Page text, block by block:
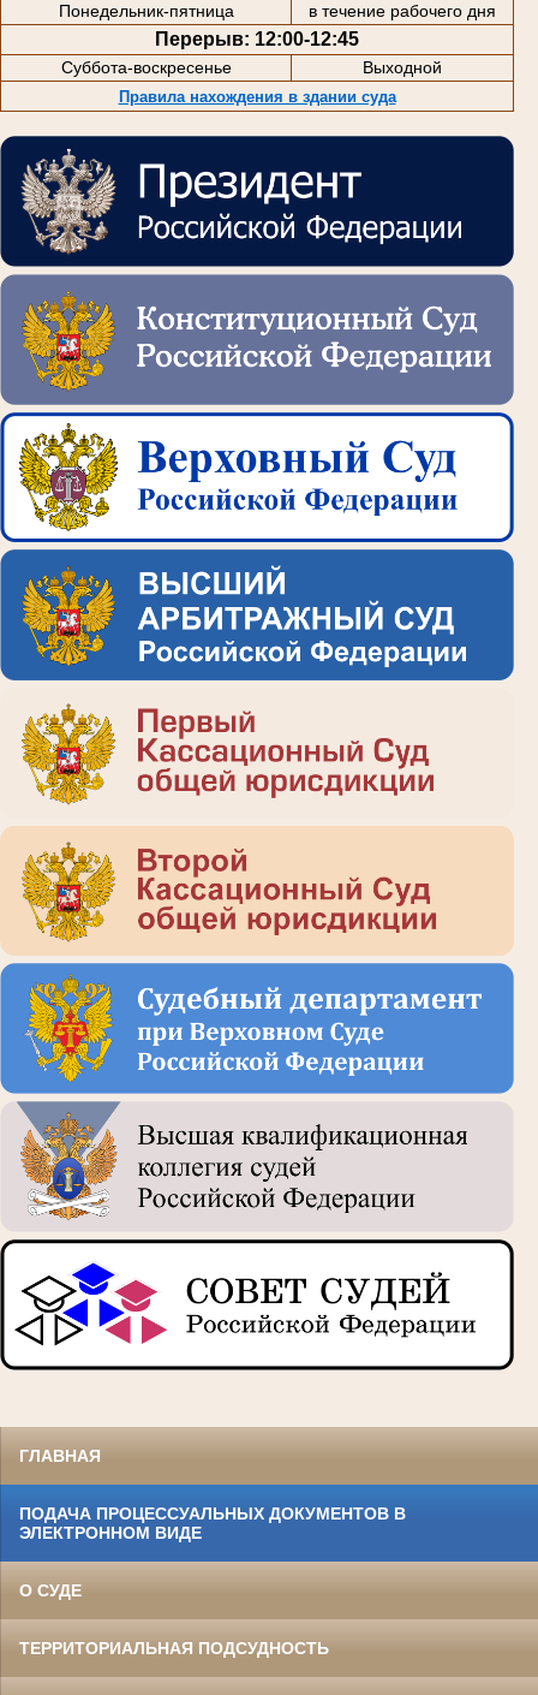
Понедельник-пятница в течение рабочего дня
Перерыв: 12:00-12:45
Суббота-воскресенье Выходной
Правила нахождения в здании суда
ГЛАВНАЯ
ПОДАЧА ПРОЦЕССУАЛЬНЫХ ДОКУМЕНТОВ В
ЭЛЕКТРОННОМ ВИДЕ
О СУДЕ
ТЕРРИТОРИАЛЬНАЯ ПОДСУДНОСТЬ